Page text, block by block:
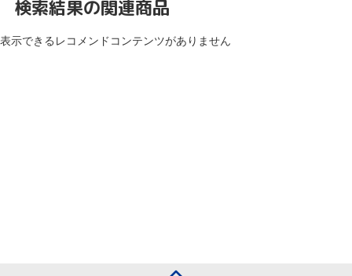
検索結果の関連商品
表示できるレコメンドコンテンツがありません